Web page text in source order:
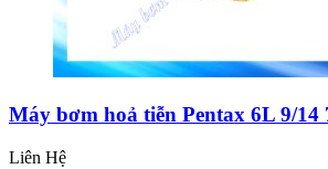
Máy bơm hoả tiễn Pentax 6L 9/14
Liên Hệ